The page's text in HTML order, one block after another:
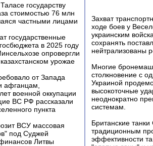
государству
стоимостью 76 млн
частными лицами
государственные
в 2025 году
опровергли
урожае
от Запада
афганцам,
военной оккупации
ВС РФ рассказали
пункта
ВСУ массовая
под Суджей
Литвы
Захват
ходе боев у
украинским
сохранять
нейтрализованы
Многие
столкновение с
Украиной
высокоточные
неоднократно
системам.
Британские
традиционным
эффективности